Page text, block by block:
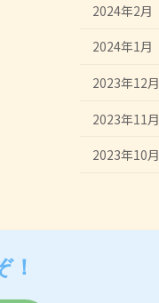
2024年2月
2024年1月
2023年12月
2023年11月
2023年10月
！